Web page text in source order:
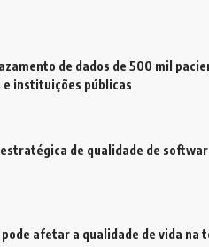
de dados de 500 mil
e instituições públicas
de qualidade de
afetar a qualidade de vida na